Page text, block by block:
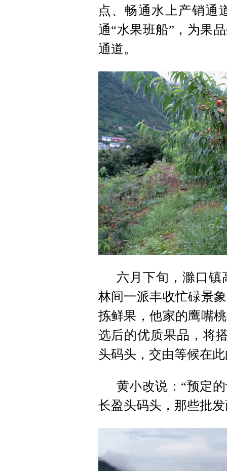
点、畅通水上产销通
通“水果班船”，为果
通道。
六月下旬，滁口
林间一派丰收忙碌景
拣鲜果，他家的鹰嘴
选后的优质果品，将
头码头，交由等候在
黄小改说：“预定
长盈头码头，那些批